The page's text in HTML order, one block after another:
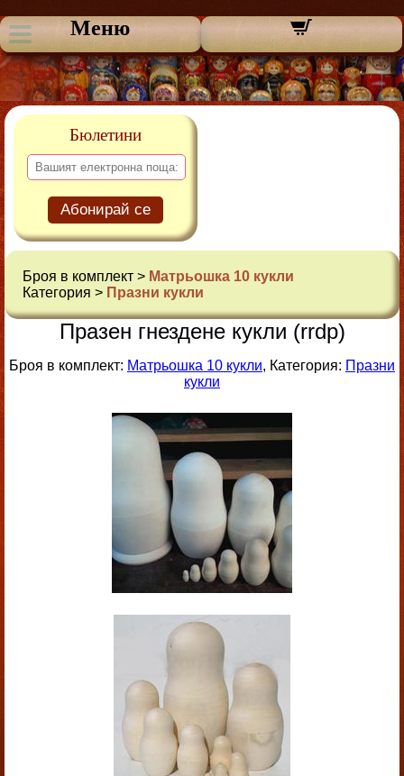
Меню
Бюлетини
Абонирай се
Броя в комплект > Матрьошка 10 кукли
Категория > Празни кукли
Празен гнездене кукли (rrdp)
Броя в комплект: Матрьошка 10 кукли, Категория: Празни
кукли